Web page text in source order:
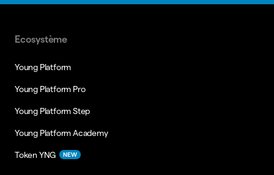
Ecosystème
Young Platform
Young Platform Pro
Young Platform Step
Young Platform Academy
Token YNG NEW